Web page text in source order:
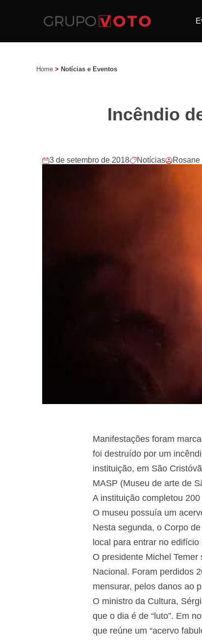
Home > Notícias e Eventos
Incêndio
3 de setembro de 2018 Notícias Rosane
Manifestações foram
foi destruído por um
instituição, em São
MASP (Museu de arte de
A instituição completou
O museu possuía um
Nesta segunda, o Corpo
local para entrar no
O presidente Michel
Nacional. Foram perdidos
mensurar, pelos danos ao
O ministro da Cultura,
que o dia é de “luto”. Em
que reúne um “acervo